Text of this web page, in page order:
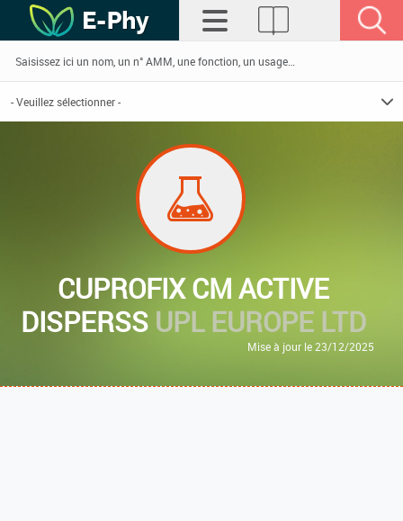
CUPROFIX CM ACTIVE
DISPERSS UPL EUROPE LTD
Mise à jour le 23/12/2025